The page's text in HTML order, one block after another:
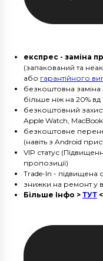
експрес - заміна
(запакований та
або гарантійного
безкоштовна
більше ніж на 20%
безкоштовний
Apple Watch,
безкоштовне
(навіть з Android
VIP статус
пропозиції)
Trade-In - підвищена
знижки на ремонт у
Більше Інфо > ТУТ <